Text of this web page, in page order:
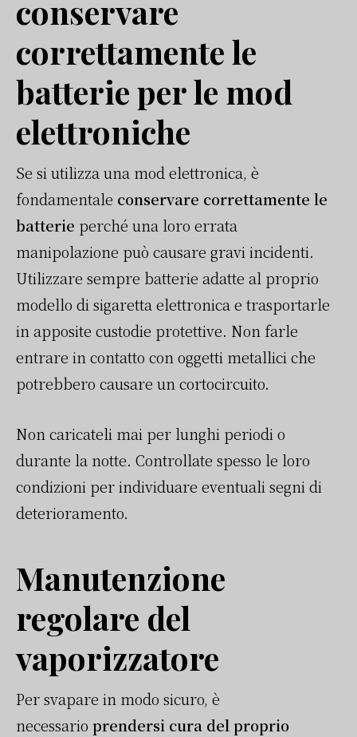
conservare
correttamente le
batterie per le mod
elettroniche
Se si utilizza una mod elettronica, è
fondamentale conservare correttamente le
batterie perché una loro errata
manipolazione può causare gravi incidenti.
Utilizzare sempre batterie adatte al proprio
modello di sigaretta elettronica e trasportarle
in apposite custodie protettive. Non farle
entrare in contatto con oggetti metallici che
potrebbero causare un cortocircuito.
Non caricateli mai per lunghi periodi o
durante la notte. Controllate spesso le loro
condizioni per individuare eventuali segni di
deterioramento.
Manutenzione
regolare del
vaporizzatore
Per svapare in modo sicuro, è
necessario prendersi cura del proprio